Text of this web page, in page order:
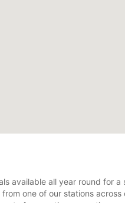
available all year round
one of our stations